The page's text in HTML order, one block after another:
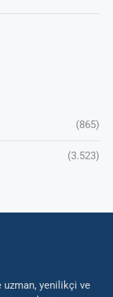
(865)
(3.523)
uzman, yenilikçi ve